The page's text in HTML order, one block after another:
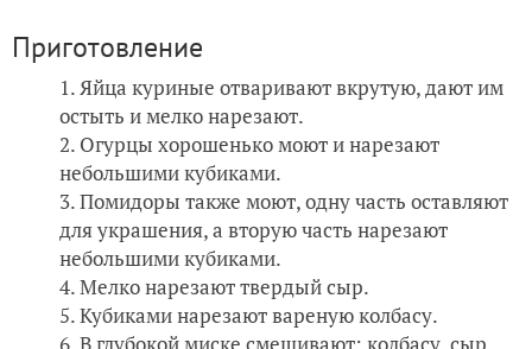
Приготовление
Яйца куриные отваривают вкрутую, дают им
остыть и мелко нарезают.
Огурцы хорошенько моют и нарезают
небольшими кубиками.
Помидоры также моют, одну часть оставляют
для украшения, а вторую часть нарезают
небольшими кубиками.
Мелко нарезают твердый сыр.
Кубиками нарезают вареную колбасу.
В глубокой миске смешивают: колбасу, сыр,